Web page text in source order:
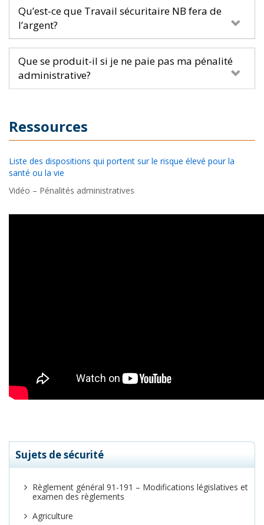
Qu’est-ce que Travail sécuritaire NB fera de
l’argent?
Que se produit-il si je ne paie pas ma pénalité
administrative?
Ressources
Liste des dispositions qui portent sur le risque élevé pour la
santé ou la vie
Vidéo – Pénalités administratives
Sujets de sécurité
Règlement général 91-191 – Modifications législatives et
examen des règlements
Agriculture